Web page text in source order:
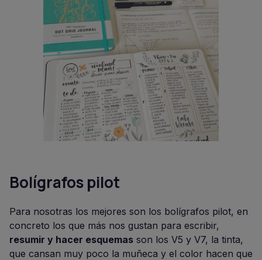
Bolígrafos pilot
Para nosotras los mejores son los bolígrafos pilot, en
concreto los que más nos gustan para escribir,
resumir y hacer esquemas son los V5 y V7, la tinta,
que cansan muy poco la muñeca y el color hacen que